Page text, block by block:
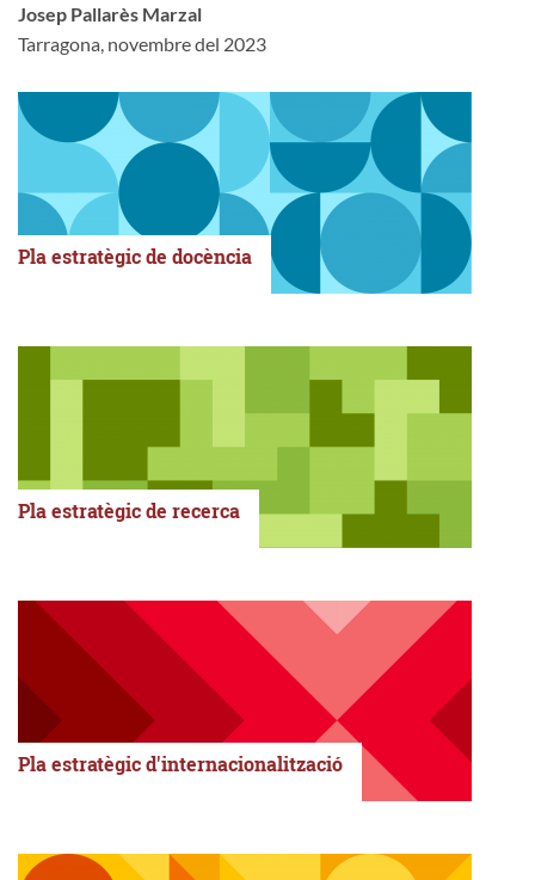
Josep Pallarès Marzal
Tarragona, novembre del 2023
Pla estratègic de docència
Pla estratègic de recerca
Pla estratègic d'internacionalització